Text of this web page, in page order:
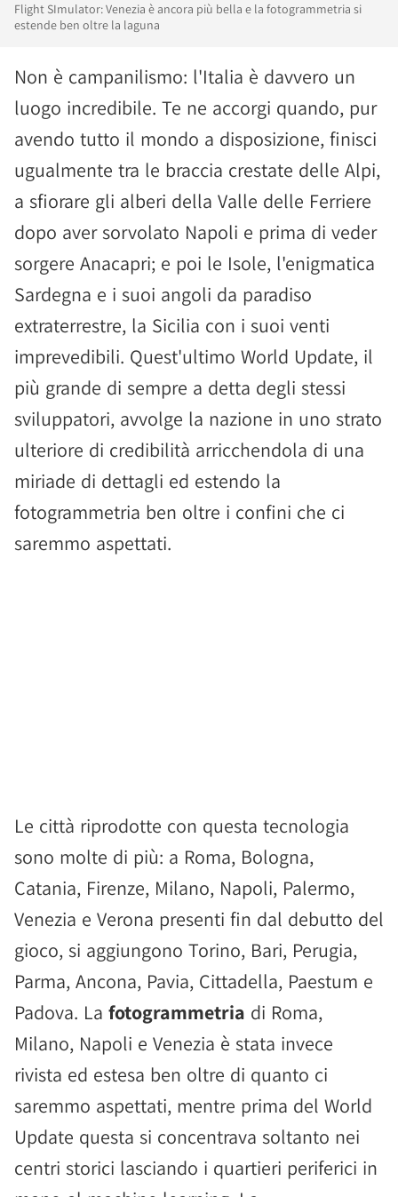
Flight SImulator: Venezia è ancora più bella e la fotogrammetria si
estende ben oltre la laguna
Non è campanilismo: l'Italia è davvero un
luogo incredibile. Te ne accorgi quando, pur
avendo tutto il mondo a disposizione, finisci
ugualmente tra le braccia crestate delle Alpi,
a sfiorare gli alberi della Valle delle Ferriere
dopo aver sorvolato Napoli e prima di veder
sorgere Anacapri; e poi le Isole, l'enigmatica
Sardegna e i suoi angoli da paradiso
extraterrestre, la Sicilia con i suoi venti
imprevedibili. Quest'ultimo World Update, il
più grande di sempre a detta degli stessi
sviluppatori, avvolge la nazione in uno strato
ulteriore di credibilità arricchendola di una
miriade di dettagli ed estendo la
fotogrammetria ben oltre i confini che ci
saremmo aspettati.
Le città riprodotte con questa tecnologia
sono molte di più: a Roma, Bologna,
Catania, Firenze, Milano, Napoli, Palermo,
Venezia e Verona presenti fin dal debutto del
gioco, si aggiungono Torino, Bari, Perugia,
Parma, Ancona, Pavia, Cittadella, Paestum e
Padova. La fotogrammetria di Roma,
Milano, Napoli e Venezia è stata invece
rivista ed estesa ben oltre di quanto ci
saremmo aspettati, mentre prima del World
Update questa si concentrava soltanto nei
centri storici lasciando i quartieri periferici in